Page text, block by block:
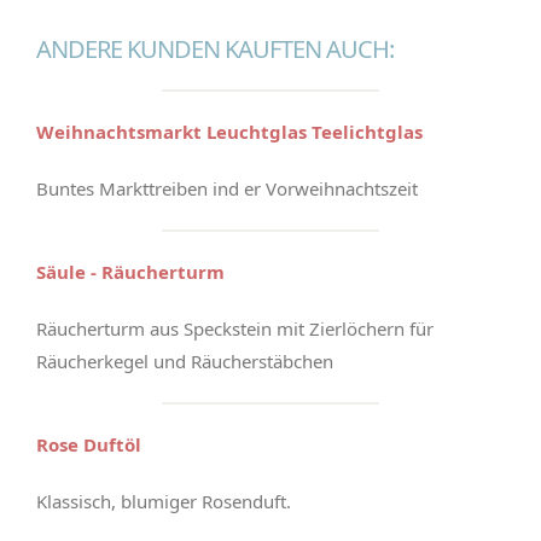
ANDERE KUNDEN KAUFTEN AUCH:
Weihnachtsmarkt Leuchtglas Teelichtglas
Buntes Markttreiben ind er Vorweihnachtszeit
Säule - Räucherturm
Räucherturm aus Speckstein mit Zierlöchern für
Räucherkegel und Räucherstäbchen
Rose Duftöl
Klassisch, blumiger Rosenduft.